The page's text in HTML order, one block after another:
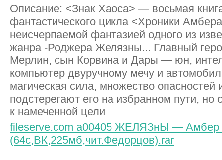
Описание: <Знак Хаоса> — восьмая
фантастического цикла <Хроники
неисчерпаемой фантазией одного из
жанра -Роджера Желязны... Главный
Мерлин, сын Корвина и Дары — юн,
компьютер двуручному мечу и
магическая сила, множество
подстерегают его на избранном пути,
к намеченной цели
fileserve.com a00405 ЖЕЛЯЗнЫ — Амбер
(64с,ВК,225мб,чит.Федорцов).rar